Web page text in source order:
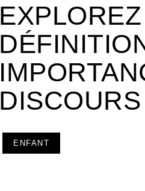
DISCOURS
ENFANT